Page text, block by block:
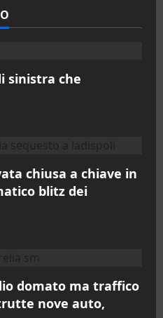
sinistra che
chiusa a chiave in
blitz dei
domato ma traffico
nove auto,